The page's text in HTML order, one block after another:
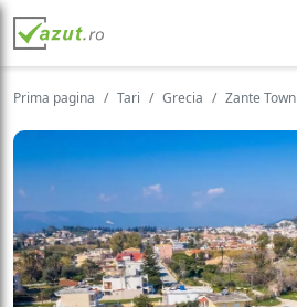
Prima pagina Tari Grecia Zante Town